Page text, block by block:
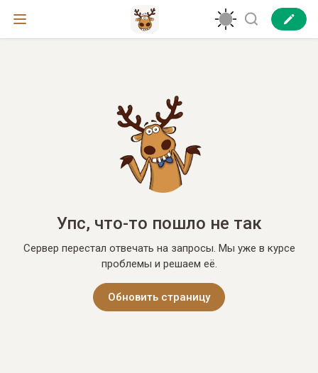
Упс, что-то пошло не так
Сервер перестал отвечать на запросы. Мы уже в курсе
проблемы и решаем её.
Обновить страницу